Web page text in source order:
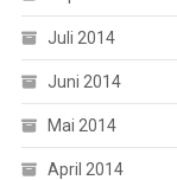
Juli 2014
Juni 2014
Mai 2014
April 2014